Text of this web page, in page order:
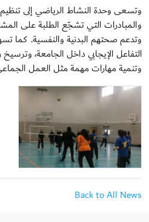
وتسعى وحدة النشاط الرياضي إلى
والمبادرات التي تشجّع الطلبة على
وتدعم صحتهم البدنية والنفسية. كما
التفاعل الإيجابي داخل الجامعة، وترسيخ
وتنمية مهارات مهمة مثل العمل
Back to All News